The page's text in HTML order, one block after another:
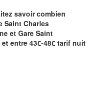
savoircombien
Saint Charles
et Gare Saint
entre 43€-48€ tarif nuit